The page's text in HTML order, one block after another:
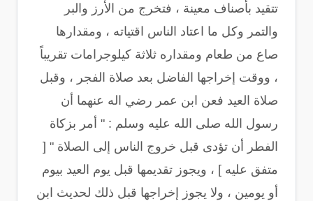
تتقيد بأصناف معينة ، فتخرج من الأرز والبر
والتمر وكل ما اعتاد الناس اقتياته ، ومقدارها
صاع من طعام ومقداره ثلاثة كيلوجرامات تقريباً
، ووقت إخراجها الفاضل بعد صلاة الفجر ، وقبل
صلاة العيد فعن ابن عمر رضي اله عنهما أن
رسول الله صلى الله عليه وسلم : " أمر بزكاة
الفطر أن تؤدى قبل خروج الناس إلى الصلاة " [
متفق عليه ] ، ويجوز تقديمها قبل يوم العيد بيوم
أو يومين ، ولا يجوز إخراجها قبل ذلك لحديث ابن